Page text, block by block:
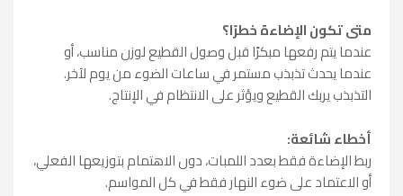
متى تكون الإضاءة خطرًا؟
عندما يتم رفعها مبكرًا قبل وصول القطيع لوزن مناسب، أو
عندما يحدث تذبذب مستمر في ساعات الضوء من يوم لآخر.
التذبذب يربك القطيع ويؤثر على الانتظام في الإنتاج.
أخطاء شائعة:
ربط الإضاءة فقط بعدد اللمبات، دون الاهتمام بتوزيعها الفعلي،
أو الاعتماد على ضوء النهار فقط في كل المواسم.